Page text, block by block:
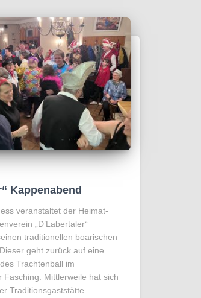
Kappenabend
veranstaltet der Heimat-
„D’Labertaler“
traditionellen boarischen
geht zurück auf eine
Trachtenball im
Fasching. Mittlerweile hat sich
Traditionsgaststätte